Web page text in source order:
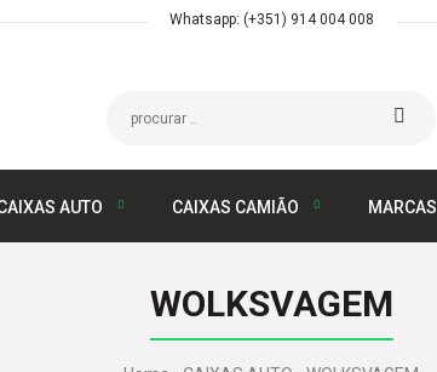
Whatsapp: (+351) 914 004 008
AUTO CAIXAS CAMIÃO MARCAS
WOLKSVAGEM